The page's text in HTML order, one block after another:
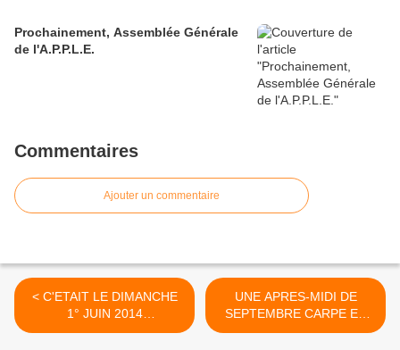
Prochainement, Assemblée Générale
de l'A.P.P.L.E.
Commentaires
Ajouter un commentaire
< C'ETAIT LE DIMANCHE
1° JUIN 2014
DEMONSTRATION ET
UNE APRES-MIDI DE
SEPTEMBRE CARPE EN
BATEAU >